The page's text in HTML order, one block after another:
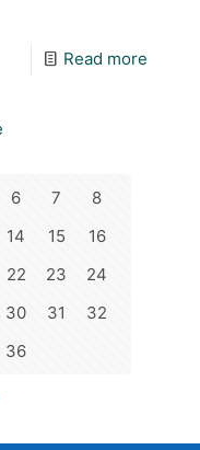
Read more
6 7
8
14 15
16
22 23
24
30 31
32
36